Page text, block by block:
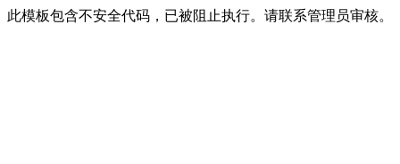
此模板包含不安全代码，已被阻止执行。请联系管理员审核。